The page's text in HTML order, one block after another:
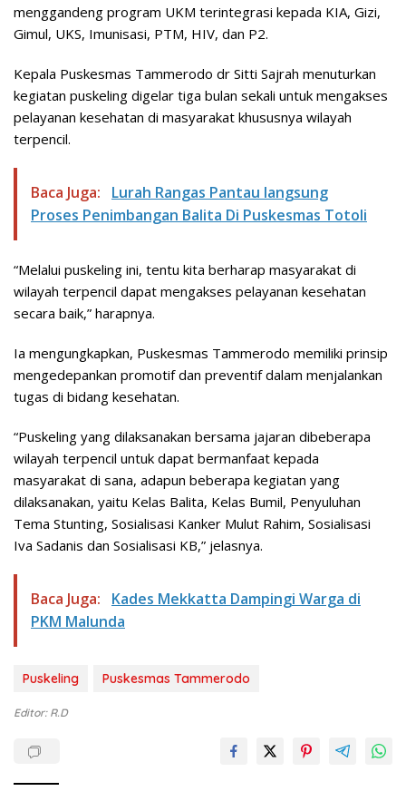
menggandeng program UKM terintegrasi kepada KIA, Gizi,
Gimul, UKS, Imunisasi, PTM, HIV, dan P2.
Kepala Puskesmas Tammerodo dr Sitti Sajrah menuturkan
kegiatan puskeling digelar tiga bulan sekali untuk mengakses
pelayanan kesehatan di masyarakat khususnya wilayah
terpencil.
Baca Juga:
Lurah Rangas Pantau langsung
Proses Penimbangan Balita Di Puskesmas Totoli
“Melalui puskeling ini, tentu kita berharap masyarakat di
wilayah terpencil dapat mengakses pelayanan kesehatan
secara baik,” harapnya.
Ia mengungkapkan, Puskesmas Tammerodo memiliki prinsip
mengedepankan promotif dan preventif dalam menjalankan
tugas di bidang kesehatan.
“Puskeling yang dilaksanakan bersama jajaran dibeberapa
wilayah terpencil untuk dapat bermanfaat kepada
masyarakat di sana, adapun beberapa kegiatan yang
dilaksanakan, yaitu Kelas Balita, Kelas Bumil, Penyuluhan
Tema Stunting, Sosialisasi Kanker Mulut Rahim, Sosialisasi
Iva Sadanis dan Sosialisasi KB,” jelasnya.
Baca Juga:
Kades Mekkatta Dampingi Warga di
PKM Malunda
Puskeling Puskesmas Tammerodo
Editor: R.D